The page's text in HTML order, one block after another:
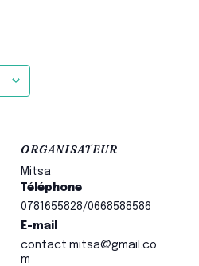
ORGANISATEUR
Mitsa
Téléphone
0781655828/0668588586
E-mail
contact.mitsa@gmail.co
m